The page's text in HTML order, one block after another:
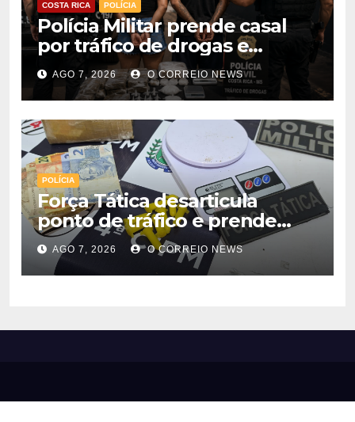
COSTA RICA POLÍCIA
Polícia Militar prende casal
por tráfico de drogas e
apreende arma de fogo em
Costa Rica
AGO 7, 2026 O CORREIO NEWS
POLÍCIA
Força Tática desarticula
ponto de tráfico e prende
quatro pessoas em Chapadão
do Sul
AGO 7, 2026 O CORREIO NEWS